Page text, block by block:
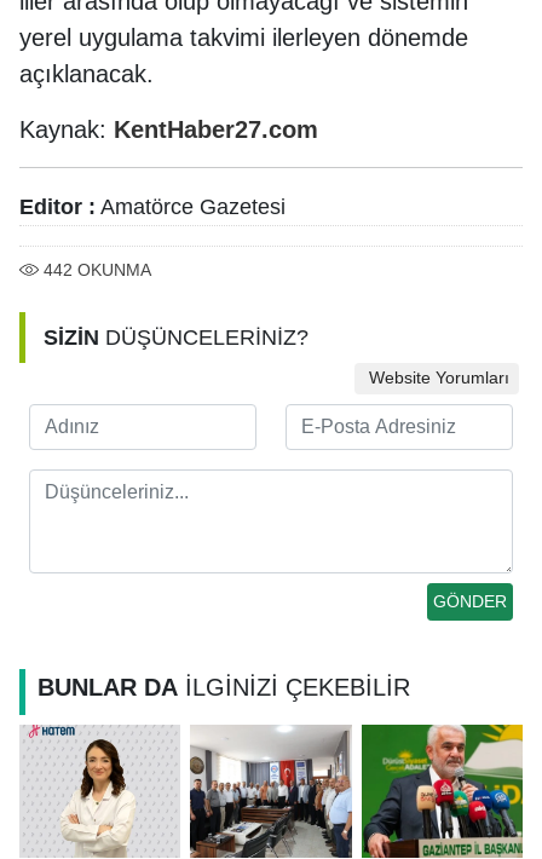
yerel uygulama takvimi ilerleyen dönemde
açıklanacak.
Kaynak: KentHaber27.com
Editor : Amatörce Gazetesi
442 OKUNMA
SİZİN DÜŞÜNCELERİNİZ?
Website Yorumları
BUNLAR DA İLGİNİZİ ÇEKEBİLİR